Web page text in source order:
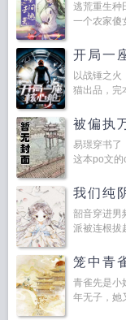
逃荒重生种
一个农家傻
开局一
以战锤之火
猫出品，完
被偏执
易璟穿书了
这本po文的
我们纯
韶音穿进男
派被连根拔
笼中青
青雀先是小
年无子，她